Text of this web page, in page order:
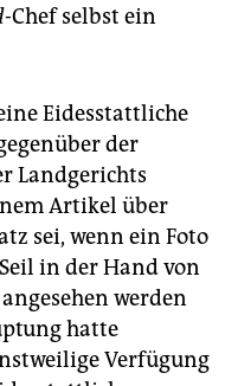
-Chef selbst ein
Eidesstattliche
der
Landgerichts
Artikel über
sei, wenn ein Foto
in der Hand von
werden
hatte
Verfügung